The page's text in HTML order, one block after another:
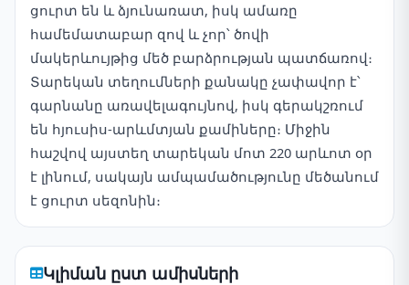
ցուրտ են և ձյունառատ, իսկ ամառը
համեմատաբար զով և չոր՝ ծովի
մակերևույթից մեծ բարձրության պատճառով։
Տարեկան տեղումների քանակը չափավոր է՝
գարնանը առավելագույնով, իսկ գերակշռում
են հյուսիս-արևմտյան քամիները։ Միջին
հաշվով այստեղ տարեկան մոտ 220 արևոտ օր
է լինում, սակայն ամպամածությունը մեծանում
է ցուրտ սեզոնին։
Կլիման ըստ ամիսների